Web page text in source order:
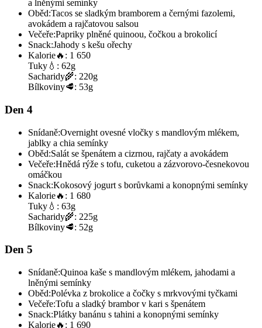
a lněnými semínky
Oběd:Tacos se sladkým bramborem a černými fazolemi,
avokádem a rajčatovou salsou
Večeře:Papriky plněné quinoou, čočkou a brokolicí
Snack:Jahody s kešu ořechy
Kalorie🔥: 1 650
Tuky 💧: 62g
Sacharidy🌾: 220g
Bílkoviny🥩: 53g
Den 4
Snídaně:Overnight ovesné vločky s mandlovým mlékem,
jablky a chia semínky
Oběd:Salát se špenátem a cizrnou, rajčaty a avokádem
Večeře:Hnědá rýže s tofu, cuketou a zázvorovo-česnekovou
omáčkou
Snack:Kokosový jogurt s borůvkami a konopnými semínky
Kalorie🔥: 1 680
Tuky 💧: 63g
Sacharidy🌾: 225g
Bílkoviny🥩: 52g
Den 5
Snídaně:Quinoa kaše s mandlovým mlékem, jahodami a
lněnými semínky
Oběd:Polévka z brokolice a čočky s mrkvovými tyčkami
Večeře:Tofu a sladký brambor v kari s špenátem
Snack:Plátky banánu s tahini a konopnými semínky
Kalorie🔥: 1 690